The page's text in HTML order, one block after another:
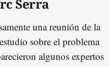
Serra
una reunión de la
sobre el problema
algunos expertos